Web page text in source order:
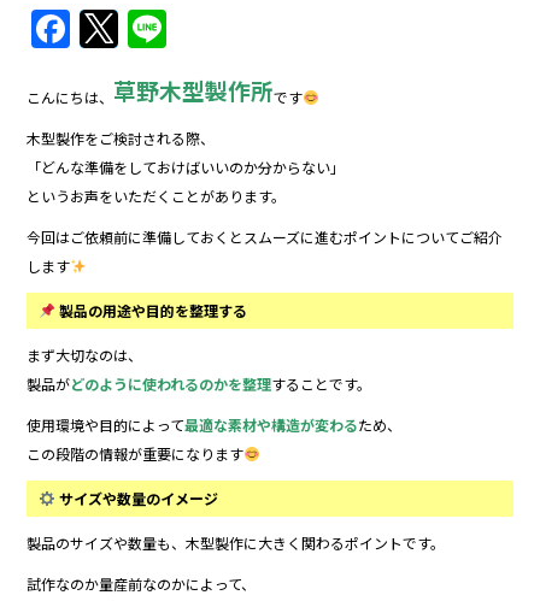
F
c
e
b
o
o
k
T
w
itt
er
n
e
こんにちは、 草野木型製作所です
木型製作をご検討される際、
「どんな準備をしておけばいいのか分からない」
というお声をいただくことがあります。
今回はご依頼前に準備しておくとスムーズに進むポイントについてご紹介
します
製品の用途や目的を整理する
まず大切なのは、
製品がどのように使われるのかを整理することです。
使用環境や目的によって最適な素材や構造が変わるため、
この段階の情報が重要になります
サイズや数量のイメージ
製品のサイズや数量も、木型製作に大きく関わるポイントです。
試作なのか量産前なのかによって、